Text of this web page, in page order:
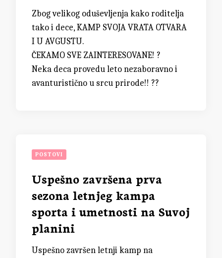
Zbog velikog oduševljenja kako roditelja
tako i dece, KAMP SVOJA VRATA OTVARA
I U AVGUSTU.
ČEKAMO SVE ZAINTERESOVANE! ?
Neka deca provedu leto nezaboravno i
avanturistično u srcu prirode!! ?️?
POSTOVI
Uspešno završena prva
sezona letnjeg kampa
sporta i umetnosti na Suvoj
planini
Uspešno završen letnji kamp na